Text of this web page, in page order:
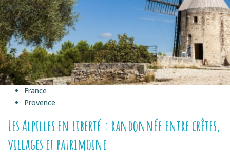
France
Provence
Les Alpilles en liberté : randonnée entre crêtes,
villages et patrimoine